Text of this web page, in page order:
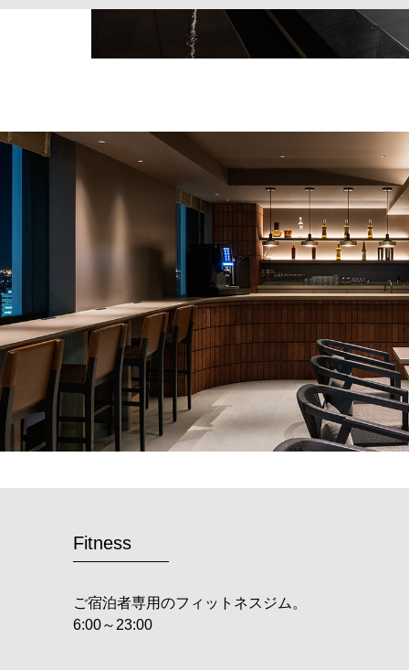
Fitness
ご宿泊者専用のフィットネスジム。
6:00～23:00